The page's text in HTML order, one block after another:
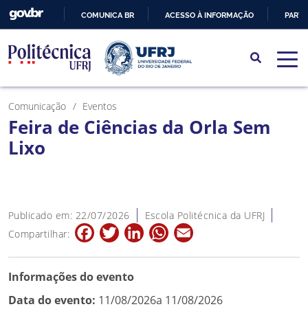
PARA
O
CONTEÚDO
COMUNICA BR ACESSO À INFORMAÇÃO
Comunicação Eventos
Feira de Ciências da Orla Sem
Lixo
Publicado em: 22/07/2026
Escola Politécnica da UFRJ
Compartilhar:
FacebookTwitterLinkedInWhatsApp
Informações do evento
Data do evento: 11/08/2026a 11/08/2026